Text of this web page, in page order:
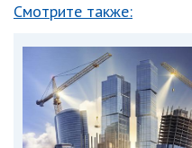
Смотрите также: